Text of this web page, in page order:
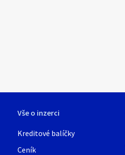
Vše o inzerci
Kreditové balíčky
Ceník